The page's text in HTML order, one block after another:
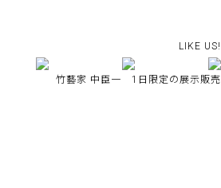
LIKE US!
竹藝家 中臣一 1日限定の展示販売